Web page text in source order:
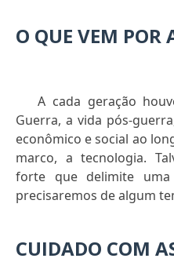
O QUE VEM POR
A cada geração
Guerra, a vida pós-
econômico e social ao
marco, a tecnologia.
forte que delimite
precisaremos de algum
CUIDADO COM